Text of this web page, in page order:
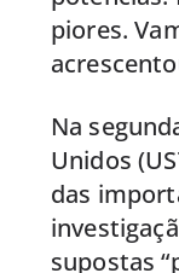
piores.
Na
Unidos
das
supostas